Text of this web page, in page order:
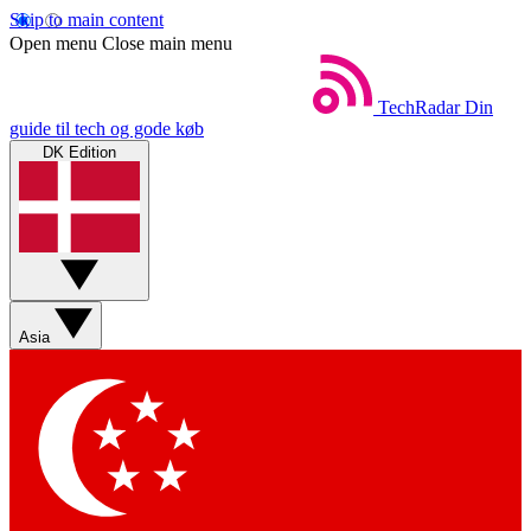
Skip to main content
Open menu Close main menu
TechRadar Din
guide til tech og gode køb
DK Edition
Asia